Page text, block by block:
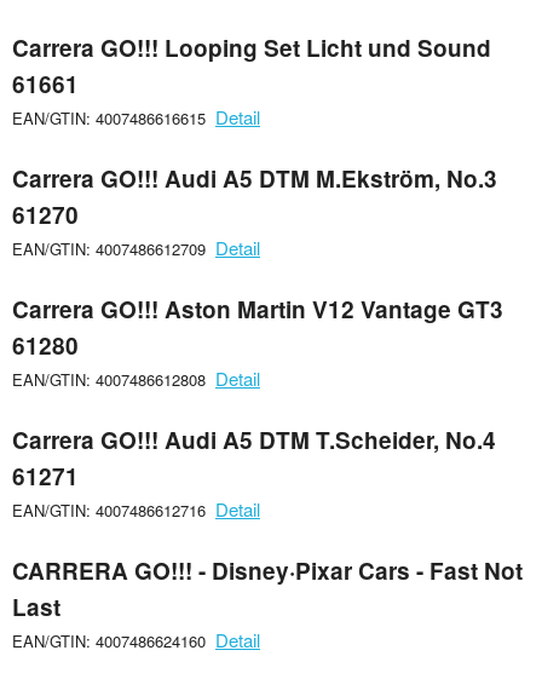
Carrera GO!!! Looping Set Licht und Sound
61661
EAN/GTIN: 4007486616615 Detail
Carrera GO!!! Audi A5 DTM M.Ekström, No.3
61270
EAN/GTIN: 4007486612709 Detail
Carrera GO!!! Aston Martin V12 Vantage GT3
61280
EAN/GTIN: 4007486612808 Detail
Carrera GO!!! Audi A5 DTM T.Scheider, No.4
61271
EAN/GTIN: 4007486612716 Detail
CARRERA GO!!! - Disney·Pixar Cars - Fast Not
Last
EAN/GTIN: 4007486624160 Detail